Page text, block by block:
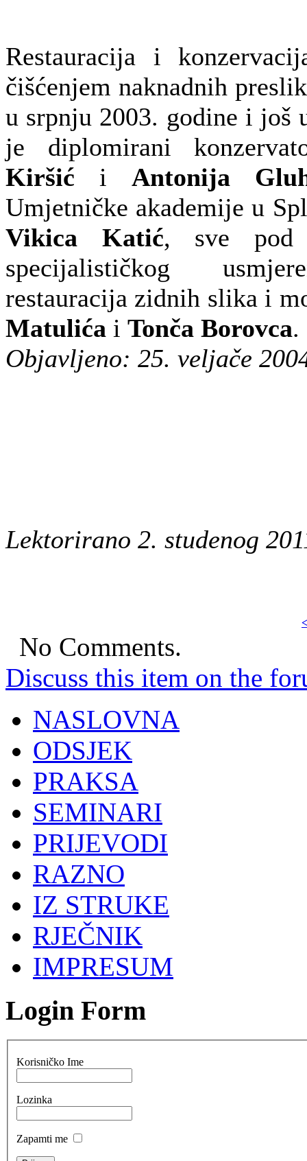
Restauracija i
čišćenjem naknadnih
u srpnju 2003. godine i još
je diplomirani
Kiršić i Antonija
Umjetničke akademije u
Vikica Katić, sve pod
specijalističkog
restauracija zidnih slika i
Matulića i Tonča Borovca.
Objavljeno: 25. veljače
Lektorirano 2. studenog
No Comments.
Discuss this item on the
NASLOVNA
ODSJEK
PRAKSA
SEMINARI
PRIJEVODI
RAZNO
IZ STRUKE
RJEČNIK
IMPRESUM
Login Form
Korisničko Ime
Lozinka
Zapamti me